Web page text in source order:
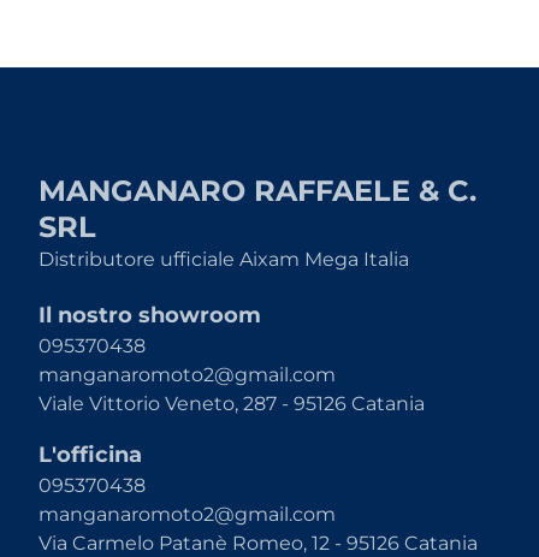
MANGANARO RAFFAELE & C.
SRL
Distributore ufficiale Aixam Mega Italia
Il nostro showroom
095370438
manganaromoto2@gmail.com
Viale Vittorio Veneto, 287 - 95126 Catania
L'officina
095370438
manganaromoto2@gmail.com
Via Carmelo Patanè Romeo, 12 - 95126 Catania